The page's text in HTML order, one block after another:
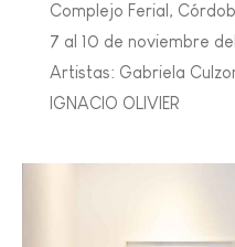
Complejo Ferial,
7 al 10 de noviembre
Artistas: Gabriela
IGNACIO OLIVIER